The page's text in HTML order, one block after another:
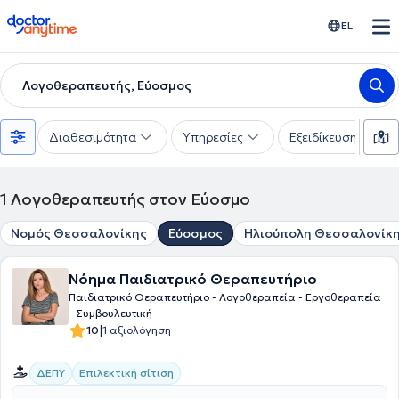
doctoranytime EL
Λογοθεραπευτής, Εύοσμος
Διαθεσιμότητα Υπηρεσίες Εξειδίκευση
1 Λογοθεραπευτής στον Εύοσμο
Νομός Θεσσαλονίκης Εύοσμος Ηλιούπολη
Νόημα Παιδιατρικό Θεραπευτήριο
Παιδιατρικό Θεραπευτήριο - Λογοθεραπεία - Εργοθεραπεία
- Συμβουλευτική
10|1 αξιολόγηση
ΔΕΠΥ Επιλεκτική σίτιση